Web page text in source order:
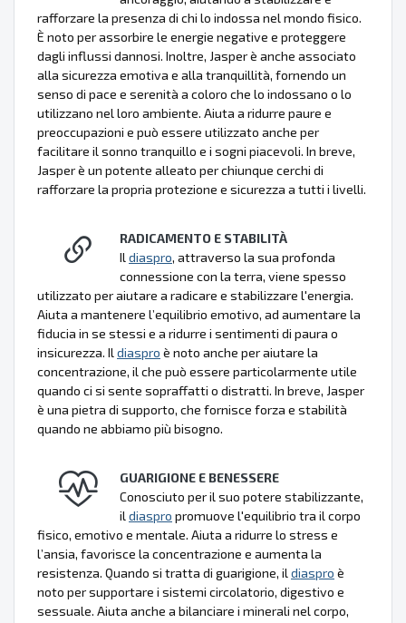
rafforzare la presenza di chi lo indossa nel mondo fisico.
È noto per assorbire le energie negative e proteggere
dagli influssi dannosi. Inoltre, Jasper è anche associato
alla sicurezza emotiva e alla tranquillità, fornendo un
senso di pace e serenità a coloro che lo indossano o lo
utilizzano nel loro ambiente. Aiuta a ridurre paure e
preoccupazioni e può essere utilizzato anche per
facilitare il sonno tranquillo e i sogni piacevoli. In breve,
Jasper è un potente alleato per chiunque cerchi di
rafforzare la propria protezione e sicurezza a tutti i livelli.
RADICAMENTO E STABILITÀ
Il diaspro, attraverso la sua profonda
connessione con la terra, viene spesso
utilizzato per aiutare a radicare e stabilizzare l'energia.
Aiuta a mantenere l’equilibrio emotivo, ad aumentare la
fiducia in se stessi e a ridurre i sentimenti di paura o
insicurezza. Il diaspro è noto anche per aiutare la
concentrazione, il che può essere particolarmente utile
quando ci si sente sopraffatti o distratti. In breve, Jasper
è una pietra di supporto, che fornisce forza e stabilità
quando ne abbiamo più bisogno.
GUARIGIONE E BENESSERE
Conosciuto per il suo potere stabilizzante,
il diaspro promuove l'equilibrio tra il corpo
fisico, emotivo e mentale. Aiuta a ridurre lo stress e
l’ansia, favorisce la concentrazione e aumenta la
resistenza. Quando si tratta di guarigione, il diaspro è
noto per supportare i sistemi circolatorio, digestivo e
sessuale. Aiuta anche a bilanciare i minerali nel corpo,